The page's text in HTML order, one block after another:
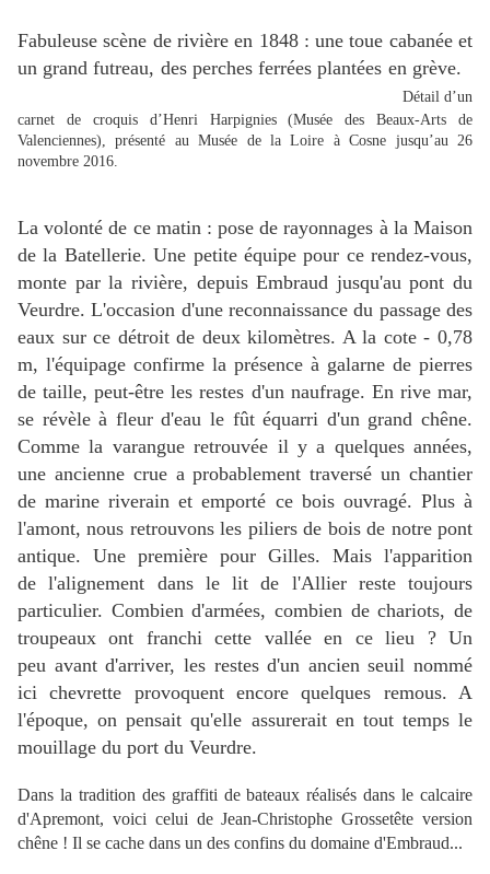
Fabuleuse scène de rivière en 1848 : une toue cabanée et
un grand futreau, des perches ferrées plantées en grève.
Détail d’un
carnet de croquis d’Henri Harpignies (Musée des Beaux-Arts de
Valenciennes), présenté au Musée de la Loire à Cosne jusqu’au 26
novembre 2016.
La volonté de ce matin : pose de rayonnages à la Maison
de la Batellerie. Une petite équipe pour ce rendez-vous,
monte par la rivière, depuis Embraud jusqu'au pont du
Veurdre. L'occasion d'une reconnaissance du passage des
eaux sur ce détroit de deux kilomètres. A la cote - 0,78
m, l'équipage confirme la présence à galarne de pierres
de taille, peut-être les restes d'un naufrage. En rive mar,
se révèle à fleur d'eau le fût équarri d'un grand chêne.
Comme la varangue retrouvée il y a quelques années,
une ancienne crue a probablement traversé un chantier
de marine riverain et emporté cebois ouvragé. Plus à
l'amont, nous retrouvons les piliers de bois de notre pont
antique. Une première pour Gilles. Mais l'apparition
de l'alignement dans le lit de l'Allier reste toujours
particulier. Combien d'armées, combien de chariots, de
troupeaux ont franchi cette vallée en ce lieu ? Un
peu avant d'arriver, les restes d'un ancien seuil nommé
ici chevrette provoquent encore quelques remous. A
l'époque, on pensait qu'elle assurerait en tout temps le
mouillage du port du Veurdre.
Dans la tradition des graffiti de bateaux réalisés dans le calcaire
d'Apremont, voici celui de Jean-Christophe Grossetête version
chêne ! Il se cache dans un des confins du domaine d'Embraud...